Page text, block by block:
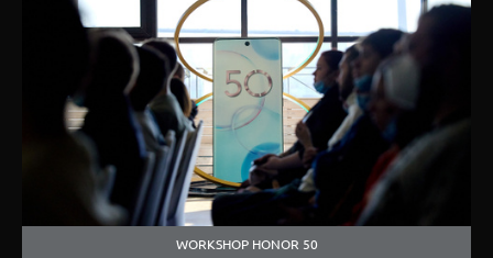
WORKSHOP HONOR 50